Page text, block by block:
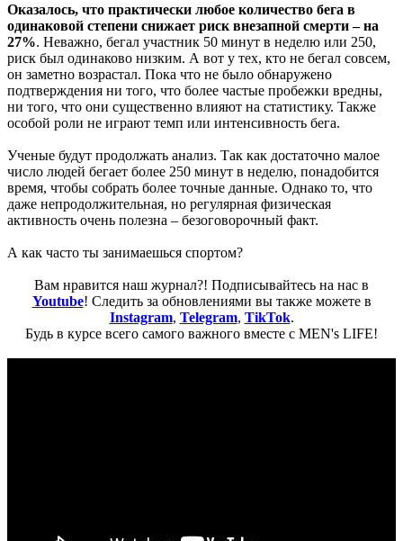
Оказалось, что практически любое количество бега в
одинаковой степени снижает риск внезапной смерти – на
27%. Неважно, бегал участник 50 минут в неделю или 250,
риск был одинаково низким. А вот у тех, кто не бегал совсем,
он заметно возрастал. Пока что не было обнаружено
подтверждения ни того, что более частые пробежки вредны,
ни того, что они существенно влияют на статистику. Также
особой роли не играют темп или интенсивность бега.
Ученые будут продолжать анализ. Так как достаточно малое
число людей бегает более 250 минут в неделю, понадобится
время, чтобы собрать более точные данные. Однако то, что
даже непродолжительная, но регулярная физическая
активность очень полезна – безоговорочный факт.
А как часто ты занимаешься спортом?
Вам нравится наш журнал?! Подписывайтесь на нас в
Youtube! Следить за обновлениями вы также можете в
Instagram, Telegram, TikTok.
Будь в курсе всего самого важного вместе с MEN's LIFE!